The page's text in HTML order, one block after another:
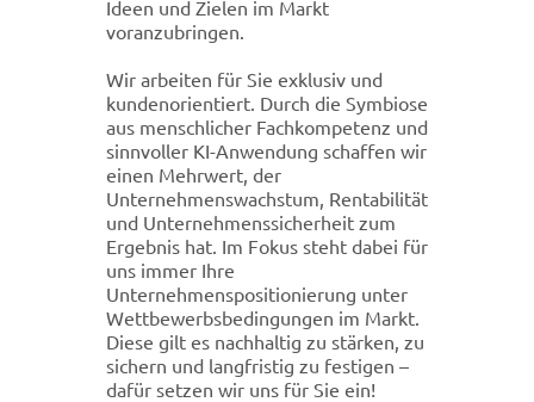
Ideen und Zielen im Markt
voranzubringen.
Wir arbeiten für Sie exklusiv und
kundenorientiert. Durch die Symbiose
aus menschlicher Fachkompetenz und
sinnvoller KI-Anwendung schaffen wir
einen Mehrwert, der
Unternehmenswachstum, Rentabilität
und Unternehmenssicherheit zum
Ergebnis hat. Im Fokus steht dabei für
uns immer Ihre
Unternehmenspositionierung unter
Wettbewerbsbedingungen im Markt.
Diese gilt es nachhaltig zu stärken, zu
sichern und langfristig zu festigen –
dafür setzen wir uns für Sie ein!